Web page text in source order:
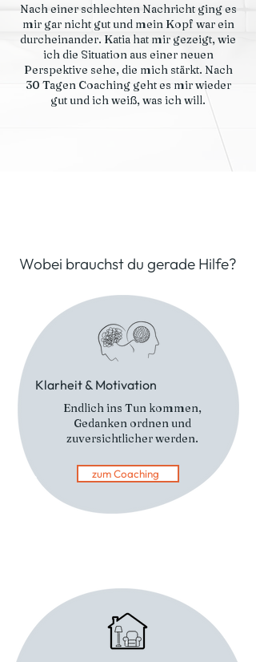
Nach einer schlechten Nachricht ging es
mir gar nicht gut und mein Kopf war ein
durcheinander. Katia hat mir gezeigt, wie
ich die Situation aus einer neuen
Perspektive sehe, die mich stärkt. Nach
30 Tagen Coaching geht es mir wieder
gut und ich weiß, was ich will.
Wobei brauchst du gerade Hilfe?
Klarheit & Motivation
Endlich ins Tun kommen,
Gedanken ordnen und
zuversichtlicher werden.
zum Coaching